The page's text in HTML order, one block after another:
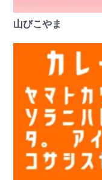
山びこやま